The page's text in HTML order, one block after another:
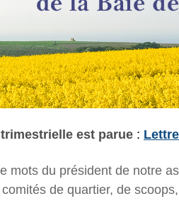
est parue :
mots du président de notre
de quartier, de